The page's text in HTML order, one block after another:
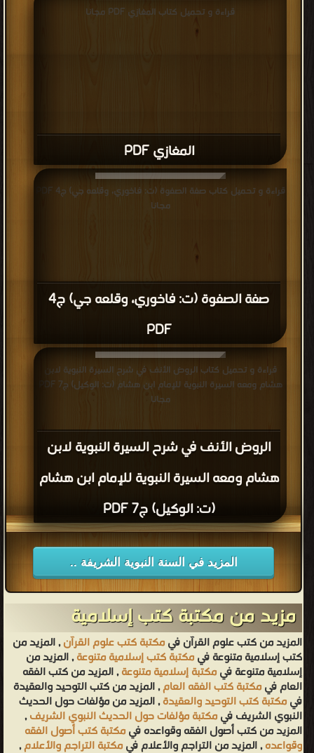
المغازي PDF
قراءة و تحميل كتاب المغازي PDF مجانا
صفة الصفوة (ت: فاخوري، وقلعه جي) ج4
PDF
قراءة و تحميل كتاب صفة الصفوة (ت: فاخوري، وقلعه جي) ج4 PDF
مجانا
الروض الأنف في شرح السيرة النبوية لابن
هشام ومعه السيرة النبوية للإمام ابن هشام
(ت: الوكيل) ج7 PDF
قراءة و تحميل كتاب الروض الأنف في شرح السيرة النبوية لابن
هشام ومعه السيرة النبوية للإمام ابن هشام (ت: الوكيل) ج7 PDF
مجانا
المزيد في السنة النبوية الشريفة ..
مزيد من مكتبة كتب إسلامية
المزيد من كتب علوم القرآن فيمكتبة كتب علوم القرآن, المزيد من
كتب إسلامية متنوعة فيمكتبة كتب إسلامية متنوعة, المزيد من
إسلامية متنوعة فيمكتبة إسلامية متنوعة, المزيد من كتب الفقه
العام فيمكتبة كتب الفقه العام, المزيد من كتب التوحيد والعقيدة
فيمكتبة كتب التوحيد والعقيدة, المزيد من مؤلفات حول الحديث
النبوي الشريف فيمكتبة مؤلفات حول الحديث النبوي الشريف,
المزيد من كتب أصول الفقه وقواعده فيمكتبة كتب أصول الفقه
وقواعده, المزيد من التراجم والأعلام فيمكتبة التراجم والأعلام,